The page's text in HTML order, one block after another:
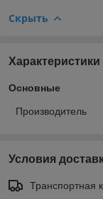
Скрыть
Характеристики
Основные
Производитель
Условия
Транспортная